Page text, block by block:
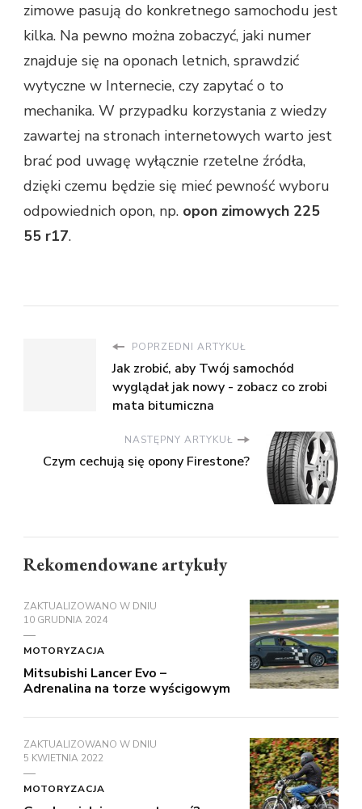
zimowe pasują do konkretnego samochodu jest
kilka. Na pewno można zobaczyć, jaki numer
znajduje się na oponach letnich, sprawdzić
wytyczne w Internecie, czy zapytać o to
mechanika. W przypadku korzystania z wiedzy
zawartej na stronach internetowych warto jest
brać pod uwagę wyłącznie rzetelne źródła,
dzięki czemu będzie się mieć pewność wyboru
odpowiednich opon, np. opon zimowych 225
55 r17.
POPRZEDNI ARTYKUŁ
Jak zrobić, aby Twój samochód
wyglądał jak nowy - zobacz co zrobi
mata bitumiczna
NASTĘPNY ARTYKUŁ
Czym cechują się opony Firestone?
Rekomendowane artykuły
ZAKTUALIZOWANO W DNIU
10 GRUDNIA 2024
MOTORYZACJA
Mitsubishi Lancer Evo –
Adrenalina na torze wyścigowym
ZAKTUALIZOWANO W DNIU
5 KWIETNIA 2022
MOTORYZACJA